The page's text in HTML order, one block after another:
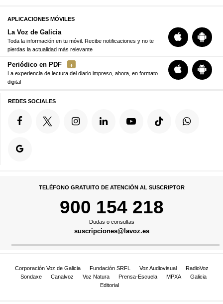
APLICACIONES MÓVILES
La Voz de Galicia
Toda la información en tu móvil. Recibe notificaciones y no te
pierdas la actualidad más relevante
Periódico en PDF
La experiencia de lectura del diario impreso, ahora, en formato
digital
REDES SOCIALES
TELÉFONO GRATUITO DE ATENCIÓN AL SUSCRIPTOR
900 154 218
Dudas o consultas
suscripciones@lavoz.es
Corporación Voz de Galicia Fundación SRFL Voz Audiovisual
RadioVoz
Sondaxe
Canalvoz Voz Natura Prensa-Escuela MPXA
Galicia
Editorial